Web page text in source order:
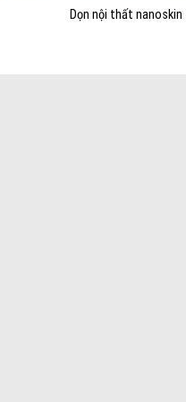
Dọn nội thất nanoskin